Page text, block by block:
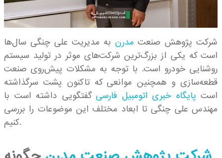
شرکت پژوهش صنعت مدرن به مدیریت علی چنگی سال‌ها
است که یکی از بزرگ‌ترین شرکت‌های موثر در تولید سیستم
روشنایی خودرو است. با توجه به مشکلات پیش‌روی صنعت
قطعه‌سازی و همچنین موانعی که تاکنون پشت سرگذاشته
است پایگاه خبری اتومبیل فارسی گفتگویی داشته است با
مهندس علی چنگی تا ابعاد مختلف این موضوعات را بررسی
کنیم.